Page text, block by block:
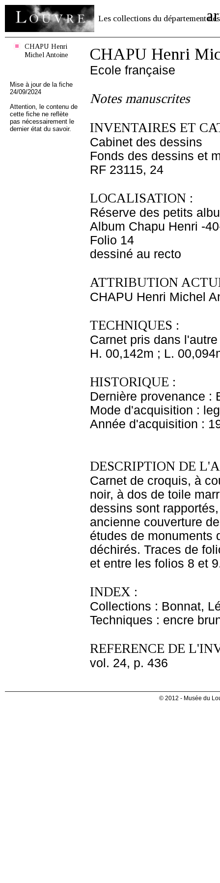
Les collections du département des
CHAPU Henri
Michel Antoine
Mise à jour de la fiche
24/09/2024
Attention, le contenu de
cette fiche ne reflète
pas nécessairement le
dernier état du savoir.
CHAPU Henri
Ecole française
Notes manuscrites
INVENTAIRES ET
Cabinet des dessins
Fonds des dessins et
RF 23115, 24
LOCALISATION :
Réserve des petits
Album Chapu Henri -
Folio 14
dessiné au recto
ATTRIBUTION
CHAPU Henri Michel
TECHNIQUES :
Carnet pris dans
H. 00,142m ; L.
HISTORIQUE :
Dernière provenance :
Mode d'acquisition :
Année d'acquisition :
DESCRIPTION DE
Carnet de croquis, à
noir, à dos de toile
dessins sont
ancienne couverture
études de monuments
déchirés. Traces de
et entre les folios 8 et
INDEX :
Collections : Bonnat,
Techniques : encre
REFERENCE DE
vol. 24, p. 436
© 2012 - Musée du